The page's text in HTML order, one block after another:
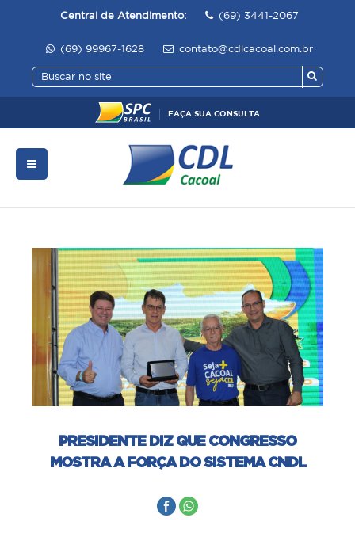
Central de Atendimento: (69) 3441-2067
(69) 99967-1628 contato@cdlcacoal.com.br
FAÇA SUA CONSULTA
PRESIDENTE DIZ QUE CONGRESSO
MOSTRA A FORÇA DO SISTEMA CNDL